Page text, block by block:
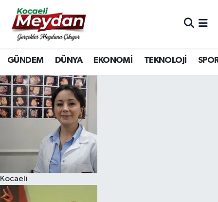
GÜNDEM DÜNYA EKONOMİ TEKNOLOJİ
Kocaeli
Nöbetçi Eczaneler
Hava Durumu
Trafik Durumu
Süper Lig Puan Durumu ve Fikstür
Tüm Manşetler
Son Dakika Haberleri
Haber Arşivi